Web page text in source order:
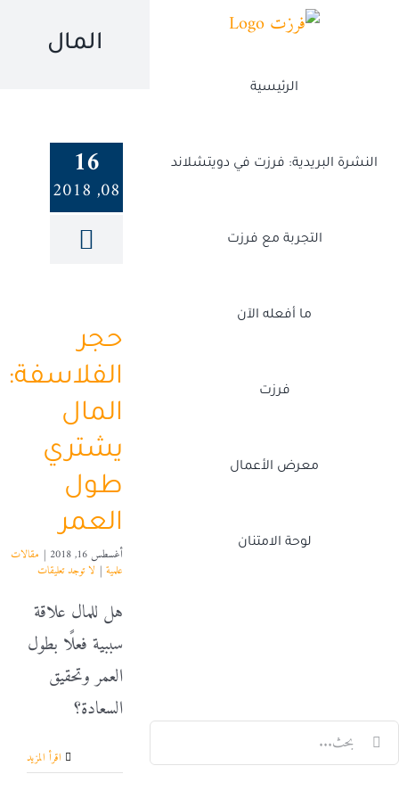
الرئيسية
النشرة البريدية: فرزت في دويتشلاند
التجربة مع فرزت
ما أفعله الآن
فرزت
معرض الأعمال
لوحة الامتنان
البحث
عن:
المال
16
08, 2018
حجر
الفلاسفة:
المال
يشتري
طول
العمر
أغسطس 16, 2018 | مقالات
علمية | لا توجد تعليقات
هل للمال علاقة
سببية فعلًا بطول
العمر وتحقيق
السعادة؟